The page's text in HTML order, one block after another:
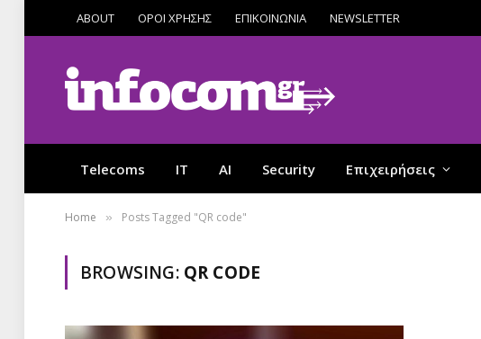
ABOUT ΟΡΟΙ ΧΡΗΣΗΣ ΕΠΙΚΟΙΝΩΝΙΑ NEWSLETTER
Telecoms IT AI Security Επιχειρήσεις
Home » Posts Tagged "QR code"
BROWSING: QR CODE